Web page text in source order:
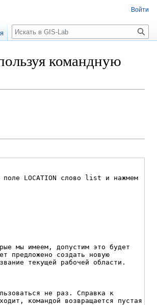
командную
Войти
Поиск